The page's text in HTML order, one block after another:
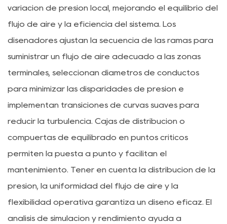
variación de presión local, mejorando el equilibrio del
flujo de aire y la eficiencia del sistema. Los
diseñadores ajustan la secuencia de las ramas para
suministrar un flujo de aire adecuado a las zonas
terminales, seleccionan diámetros de conductos
para minimizar las disparidades de presión e
implementan transiciones de curvas suaves para
reducir la turbulencia. Cajas de distribución o
compuertas de equilibrado en puntos críticos
permiten la puesta a punto y facilitan el
mantenimiento. Tener en cuenta la distribución de la
presión, la uniformidad del flujo de aire y la
flexibilidad operativa garantiza un diseño eficaz. El
análisis de simulación y rendimiento ayuda a